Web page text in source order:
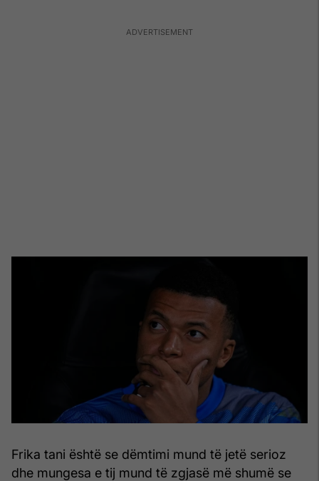
Frika tani është se dëmtimi mund të jetë serioz
dhe mungesa e tij mund të zgjasë më shumë se